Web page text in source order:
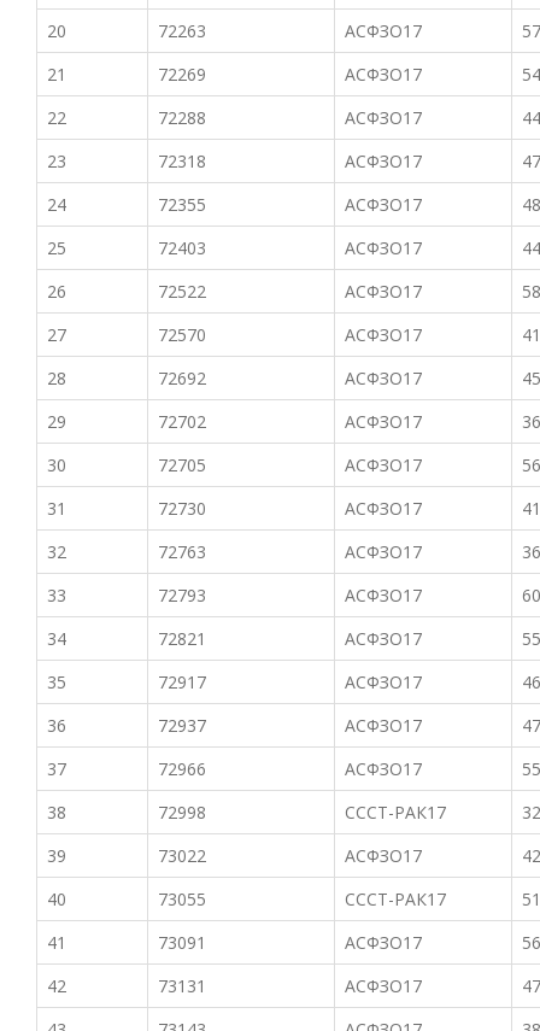
20
72263 АСФЗО17
21
72269 АСФЗО17
22
72288 АСФЗО17
23
72318 АСФЗО17
24
72355 АСФЗО17
25
72403 АСФЗО17
26
72522 АСФЗО17
27
72570 АСФЗО17
28
72692 АСФЗО17
29
72702 АСФЗО17
30
72705 АСФЗО17
31
72730 АСФЗО17
32
72763 АСФЗО17
33
72793 АСФЗО17
34
72821 АСФЗО17
35
72917 АСФЗО17
36
72937 АСФЗО17
37
72966 АСФЗО17
38
72998 СССТ-РАК17
39
73022 АСФЗО17
40
73055 СССТ-РАК17
41
73091 АСФЗО17
42
73131 АСФЗО17